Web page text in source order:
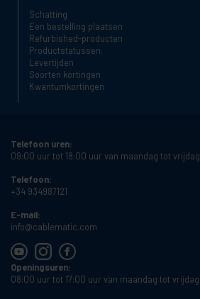
Schatting
Een bestelling plaatsen
Refurbished-producten
Productstatussen:
Levertijden
Soorten kortingen
Kwantumkortingen
Telefoon uren:
09:00 uur tot 18:00 uur van maandag tot vrijdag
Telefoon:
+34 934987121
E-mail:
info@cablematic.com
Openingsuren:
08:00 uur tot 17:00 uur van maandag tot vrijdag